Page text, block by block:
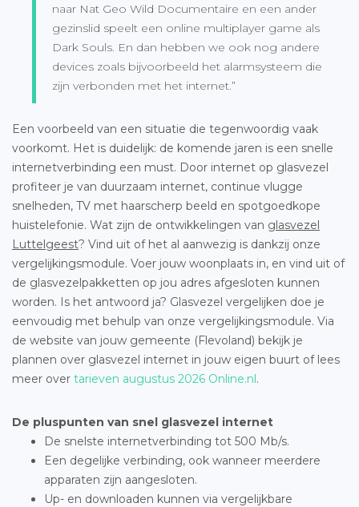
naar Nat Geo Wild Documentaire en een ander
gezinslid speelt een online multiplayer game als
Dark Souls. En dan hebben we ook nog andere
devices zoals bijvoorbeeld het alarmsysteem die
zijn verbonden met het internet.”
Een voorbeeld van een situatie die tegenwoordig vaak
voorkomt. Het is duidelijk: de komende jaren is een snelle
internetverbinding een must. Door internet op glasvezel
profiteer je van duurzaam internet, continue vlugge
snelheden, TV met haarscherp beeld en spotgoedkope
huistelefonie. Wat zijn de ontwikkelingen van glasvezel
Luttelgeest? Vind uit of het al aanwezig is dankzij onze
vergelijkingsmodule. Voer jouw woonplaats in, en vind uit of
de glasvezelpakketten op jou adres afgesloten kunnen
worden. Is het antwoord ja? Glasvezel vergelijken doe je
eenvoudig met behulp van onze vergelijkingsmodule. Via
de website van jouw gemeente (Flevoland) bekijk je
plannen over glasvezel internet in jouw eigen buurt of lees
meer over tarieven augustus 2026 Online.nl.
De pluspunten van snel glasvezel internet
De snelste internetverbinding tot 500 Mb/s.
Een degelijke verbinding, ook wanneer meerdere
apparaten zijn aangesloten.
Up- en downloaden kunnen via vergelijkbare